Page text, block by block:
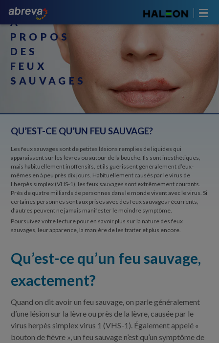
À
PROPOS
DES
FEUX
SAUVAGES
QU’EST-CE QU’UN FEU SAUVAGE?
Les feux sauvages sont de petites lésions remplies de liquides qui
apparaissent sur les lèvres ou autour de la bouche. Ils sont inesthétiques,
mais habituellement inoffensifs, et ils guérissent généralement d’eux-
mêmes en à peu près dix jours. Habituellement causés par le virus de
l’herpès simplex (VHS-1), les feux sauvages sont extrêmement courants.
Près de quatre milliards de personnes dans le monde vivent avec le virus. Si
certaines personnes sont aux prises avec des feux sauvages récurrents,
d’autres peuvent ne jamais manifester le moindre symptôme.
Poursuivez votre lecture pour en savoir plus sur la nature des feux
sauvages, leur apparence, la manière de les traiter et plus encore.
Qu’est-ce qu’un feu sauvage,
exactement?
Quand on dit avoir un feu sauvage, on parle généralement
d’une lésion sur la lèvre ou près de la lèvre, causée par le
virus herpès simplex virus 1 (VHS-1). Également appelé «
bouton de fièvre », un feu sauvage n’est qu’un symptôme de